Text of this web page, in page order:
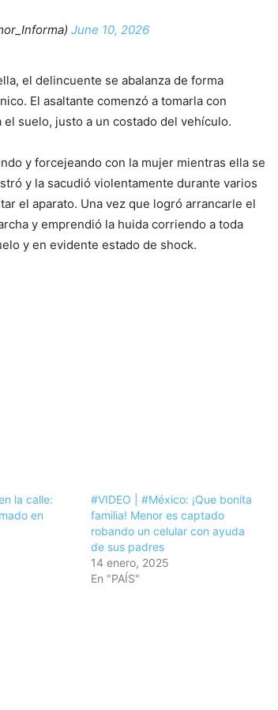
June 10, 2026
el delincuente se abalanza de forma
El asaltante comenzó a tomarla con
suelo, justo a un costado del vehículo.
y forcejeando con la mujer mientras ella se
y la sacudió violentamente durante varios
el aparato. Una vez que logró arrancarle el
y emprendió la huida corriendo a toda
y en evidente estado de shock.
la calle:
en
#VIDEO | #México: ¡Que bonita
familia! Menor es captado
robando un celular con ayuda
de sus padres
14 enero, 2025
En "PAÍS"